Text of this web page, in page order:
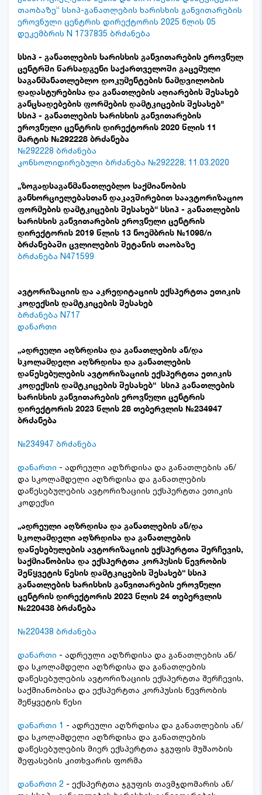
თაობაზე“ სსიპ-განათლების ხარისხის განვითარების
ეროვნული ცენტრის დირექტორის 2025 წლის 05
დეკემბრის N 1737835 ბრძანება
სსიპ - განათლების ხარისხის განვითარების ეროვნულ
ცენტრში წარსადგენი საქართველოში გაცემული
საგანმანათლებლო დოკუმენტების ნამდვილობის
დადასტურებისა და განათლების აღიარების შესახებ
განცხადებების ფორმების დამტკიცების შესახებ"
სსიპ - განათლების ხარისხის განვითარების
ეროვნული ცენტრის დირექტორის 2020 წლის 11
მარტის №292228 ბრძანება
№292228 ბრძანება
კონსოლიდირებული ბრძანება №292228; 11.03.2020
„ზოგადსაგანმანათლებლო საქმიანობის
განხორციელებასთან დაკავშირებით საავტორიზაციო
ფორმების დამტკიცების შესახებ“ სსიპ - განათლების
ხარისხის განვითარების ეროვნული ცენტრის
დირექტორის 2019 წლის 13 ნოემბრის №1098/ი
ბრძანებაში ცვლილების შეტანის თაობაზე
ბრძანება N471599
ავტორიზაციის და აკრედიტაციის ექსპერტთა ეთიკის
კოდექსის დამტკიცების შესახებ
ბრძანება N717
დანართი
„ადრეული აღზრდისა და განათლების ან/და
სკოლამდელი აღზრდისა და განათლების
დაწესებულების ავტორიზაციის ექსპერტთა ეთიკის
კოდექსის დამტკიცების შესახებ“ სსიპ განათლების
ხარისხის განვითარების ეროვნული ცენტრის
დირექტორის 2023 წლის 28 თებერვლის №234947
ბრძანება
№234947 ბრძანება
დანართი - ადრეული აღზრდისა და განათლების ან/
და სკოლამდელი აღზრდისა და განათლების
დაწესებულების ავტორიზაციის ექსპერტთა ეთიკის
კოდექსი
„ადრეული აღზრდისა და განათლების ან/და
სკოლამდელი აღზრდისა და განათლების
დაწესებულების ავტორიზაციის ექსპერტთა შერჩევის,
საქმიანობისა და ექსპერტთა კორპუსის წევრობის
შეწყვეტის წესის დამტკიცების შესახებ“ სსიპ
განათლების ხარისხის განვითარების ეროვნული
ცენტრის დირექტორის 2023 წლის 24 თებერვლის
№220438 ბრძანება
№220438 ბრძანება
დანართი - ადრეული აღზრდისა და განათლების ან/
და სკოლამდელი აღზრდისა და განათლების
დაწესებულების ავტორიზაციის ექსპერტთა შერჩევის,
საქმიანობისა და ექსპერტთა კორპუსის წევრობის
შეწყვეტის წესი
დანართი 1 - ადრეული აღზრდისა და განათლების ან/
და სკოლამდელი აღზრდისა და განათლების
დაწესებულების მიერ ექსპერტთა ჯგუფის მუშაობის
შეფასების კითხვარის ფორმა
დანართი 2 - ექსპერტთა ჯგუფის თავმჯდომარის ან/